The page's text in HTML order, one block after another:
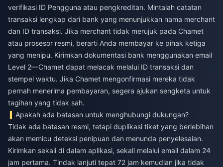
verifikasi ID Pengguna atau pengkreditan. Mintalah catatan
transaksi lengkap dari bank yang menunjukkan nama merchant
dan ID transaksi. Jika merchant tidak merujuk pada Chamet
atau prosesor resmi, berarti Anda membayar ke pihak ketiga
yang menipu. Kirimkan dokumentasi bank menggunakan email
Level 2—Chamet dapat melacak melalui ID transaksi dan
stempel waktu. Jika Chamet mengonfirmasi mereka tidak
pernah menerima pembayaran, segera ajukan sengketa untuk
tagihan yang tidak sah.
Apakah ada batasan untuk menghubungi dukungan?
Tidak ada batasan resmi, tetapi duplikasi tiket yang berlebihan
akan memicu deteksi penipuan dan menunda penyelesaian.
Kirimkan sekali di dalam aplikasi, sekali melalui email dalam 24
jam pertama. Tindak lanjuti tepat 72 jam kemudian jika tidak